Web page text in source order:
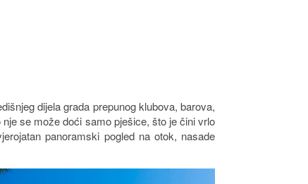
dijela grada prepunog klubova, barova,
se može doći samo pješice, što je čini vrlo
panoramski pogled na otok, nasade